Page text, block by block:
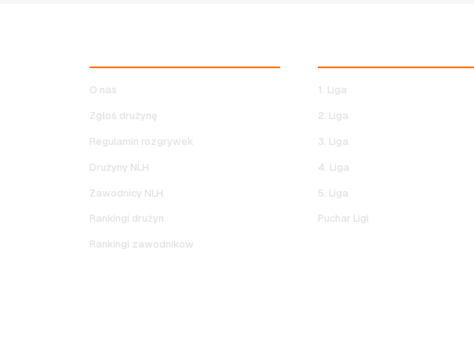
O nas
Zgłoś drużynę
Regulamin rozgrywek
Drużyny NLH
Zawodnicy NLH
Rankingi drużyn
Rankingi zawodników
1. Liga
2. Liga
3. Liga
4. Liga
5. Liga
Puchar Ligi